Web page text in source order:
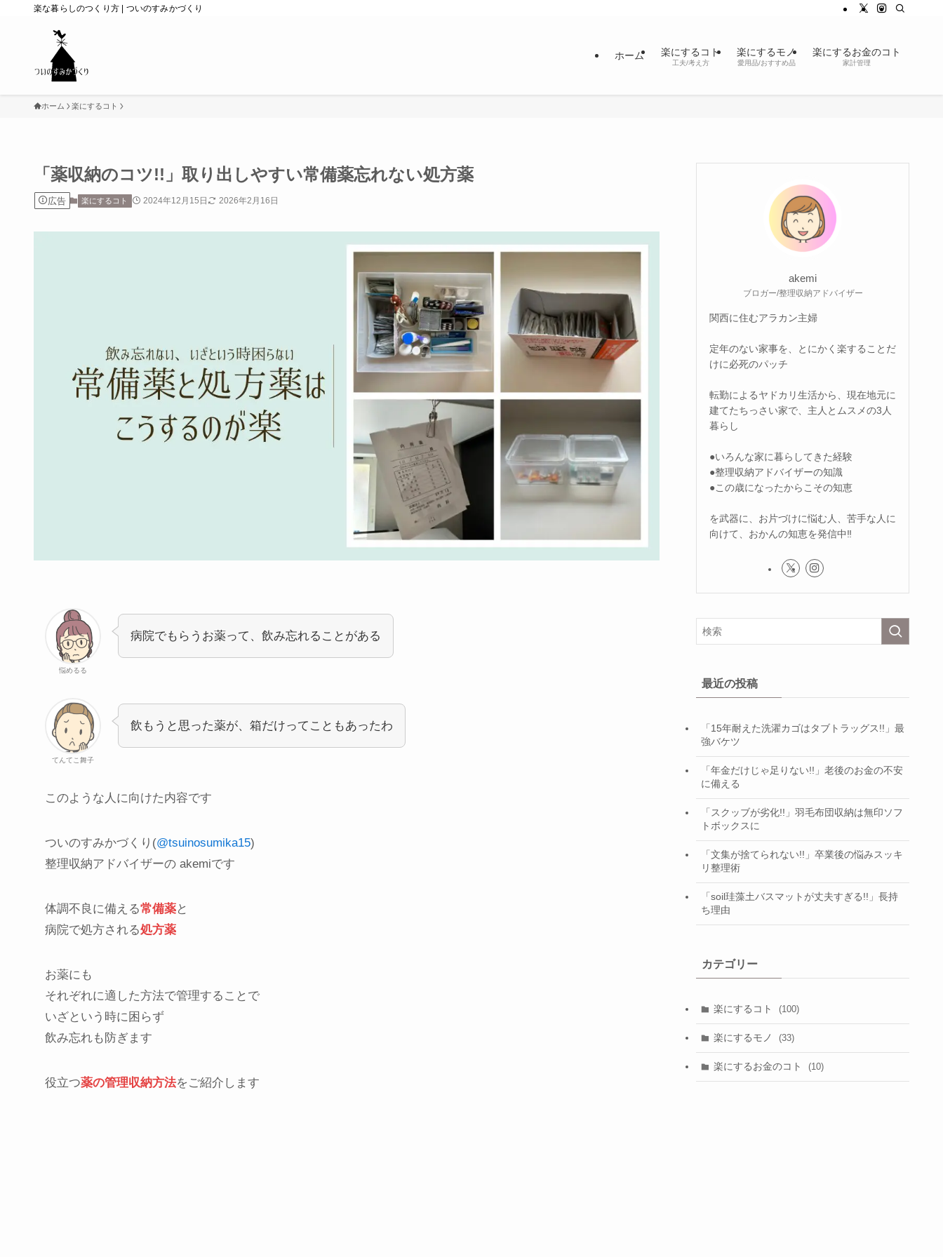
楽な暮らしのつくり方 | ついのすみかづくり
ホーム 楽にするコト
工夫/考え方
楽にするモノ
愛用品/おすすめ品
楽にするお金のコト
家計管理
ホーム 楽にするコト
「薬収納のコツ!!」取り出しやすい常備薬忘れない処方薬
広告 楽にするコト 2024年12月15日 2026年2月16日
悩めるる
病院でもらうお薬って、飲み忘れることがある
てんてこ舞子
飲もうと思った薬が、箱だけってこともあったわ
このような人に向けた内容です
ついのすみかづくり(@tsuinosumika15)
整理収納アドバイザーの akemiです
体調不良に備える常備薬と
病院で処方される処方薬
お薬にも
それぞれに適した方法で管理することで
いざという時に困らず
飲み忘れも防ぎます
役立つ薬の管理収納方法をご紹介します
akemi
ブロガー/整理収納アドバイザー
関西に住むアラカン主婦
定年のない家事を、とにかく楽することだ
けに必死のパッチ
転勤によるヤドカリ生活から、現在地元に
建てたちっさい家で、主人とムスメの3人
暮らし
●いろんな家に暮らしてきた経験
●整理収納アドバイザーの知識
●この歳になったからこその知恵
を武器に、お片づけに悩む人、苦手な人に
向けて、おかんの知恵を発信中‼
最近の投稿
「15年耐えた洗濯カゴはタブトラッグス!!」最
強バケツ
「年金だけじゃ足りない!!」老後のお金の不安
に備える
「スクッブが劣化!!」羽毛布団収納は無印ソフ
トボックスに
「文集が捨てられない!!」卒業後の悩みスッキ
リ整理術
「soil珪藻土バスマットが丈夫すぎる!!」長持
ち理由
カテゴリー
楽にするコト (100)
楽にするモノ (33)
楽にするお金のコト (10)